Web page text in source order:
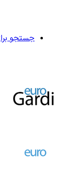
جستجو برای